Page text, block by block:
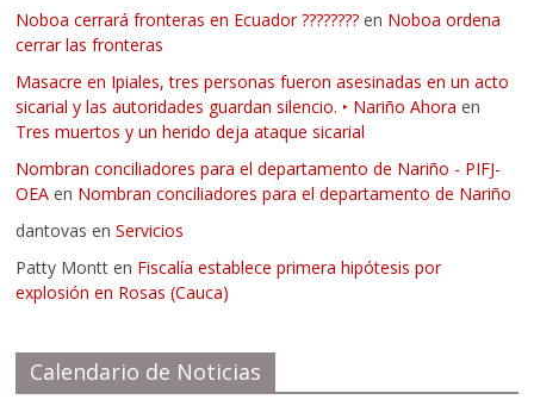
Noboa cerrará fronteras en Ecuador ???????? en Noboa ordena
cerrar las fronteras
Masacre en Ipiales, tres personas fueron asesinadas en un acto
sicarial y las autoridades guardan silencio. ‣ Nariño Ahora en
Tres muertos y un herido deja ataque sicarial
Nombran conciliadores para el departamento de Nariño - PIFJ-
OEA en Nombran conciliadores para el departamento de Nariño
dantovas enServicios
Patty Montt en Fiscalía establece primera hipótesis por
explosión en Rosas (Cauca)
Calendario de Noticias